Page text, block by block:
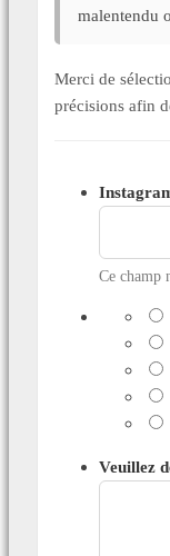
malentendu
Merci de
précisions afin
Ce champ
Veuillez